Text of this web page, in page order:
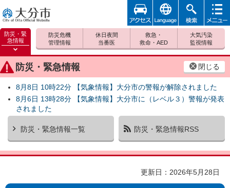
大分市
防災・緊
急情報
防災緊
急情報
を開く
防災・緊急情報 閉じる
8月8日 10時22分 【気象情報】大分市の警報が解除されました
8月6日 13時28分 【気象情報】大分市に（レベル３）警報が発表
されました
防災・緊急情報一覧 防災・緊急情報RSS
防災危機
管理情報
休日夜間
当番医
救急・
救命・AED
大気汚染
監視情報
アクセ
ス
foreign 検索
メニュ
更新日：2026年5月28日